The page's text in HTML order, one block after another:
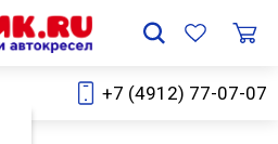
+7 (4912) 77-07-07